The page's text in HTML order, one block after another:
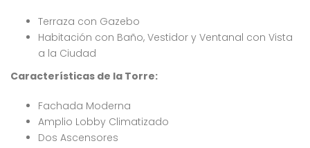
Terraza con Gazebo
Habitación con Baño, Vestidor y Ventanal con Vista
a la Ciudad
Características de la Torre:
Fachada Moderna
Amplio Lobby Climatizado
Dos Ascensores